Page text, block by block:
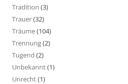
Tradition (3)
Trauer(32)
Träume(104)
Trennung(2)
Tugend (2)
Unbekannt(1)
Unrecht(1)